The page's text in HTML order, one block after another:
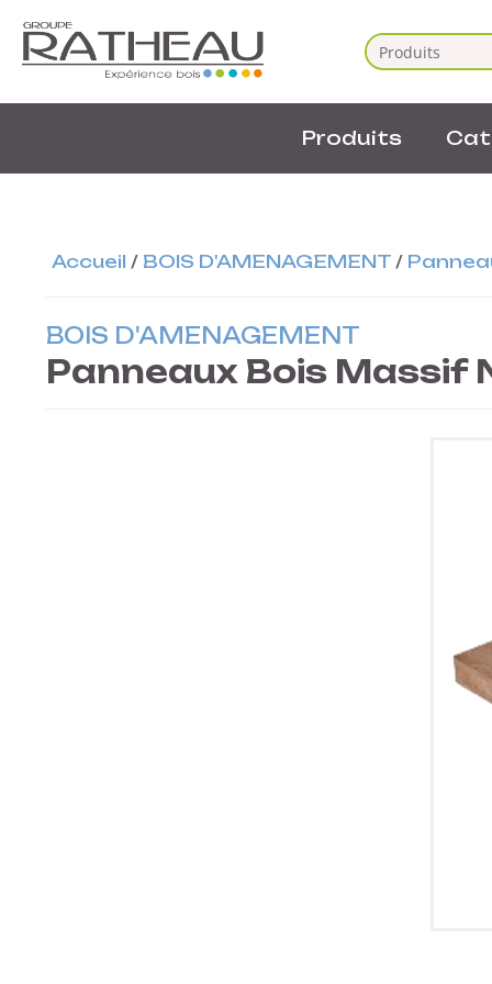
Produits
Accueil / BOIS D'AMENAGEMENT /
BOIS D'AMENAGEMENT
Panneaux Bois Massif